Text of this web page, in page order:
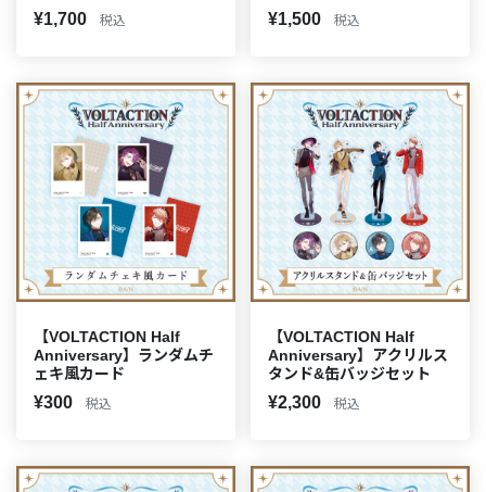
¥1,700 税込 ¥1,500 税込
【VOLTACTION Half
Anniversary】ランダムチ
ェキ風カード
¥300 税込
【VOLTACTION Half
Anniversary】アクリルス
タンド&缶バッジセット
¥2,300 税込